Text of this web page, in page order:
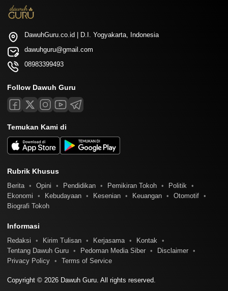
DawuhGuru.co.id | D.I. Yogyakarta, Indonesia
dawuhguru@gmail.com
08983399493
Follow Dawuh Guru
Temukan Kami di
Rubrik Khusus
Berita Opini Pendidikan Pemikiran Tokoh
Politik
Ekonomi
Kebudayaan Kesenian Keuangan
Otomotif
Biografi Tokoh
Informasi
Redaksi Kirim Tulisan Kerjasama
Kontak
Tentang Dawuh Guru
Pedoman Media Siber
Disclaimer
Privacy Policy
Terms of Service
Copyright © 2026 Dawuh Guru. All rights reserved.